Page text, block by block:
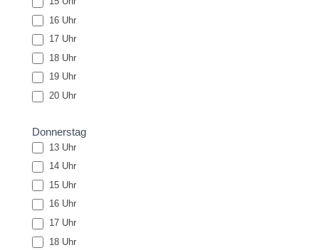
16 Uhr
17 Uhr
18 Uhr
19 Uhr
20 Uhr
Donnerstag
13 Uhr
14 Uhr
15 Uhr
16 Uhr
17 Uhr
18 Uhr